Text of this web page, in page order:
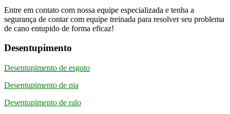
Entre em contato com nossa equipe especializada e tenha a
segurança de contar com equipe treinada para resolver seu problema
de cano entupido de forma eficaz!
Desentupimento
Desentupimento de esgoto
Desentupimento de pia
Desentupimento de ralo